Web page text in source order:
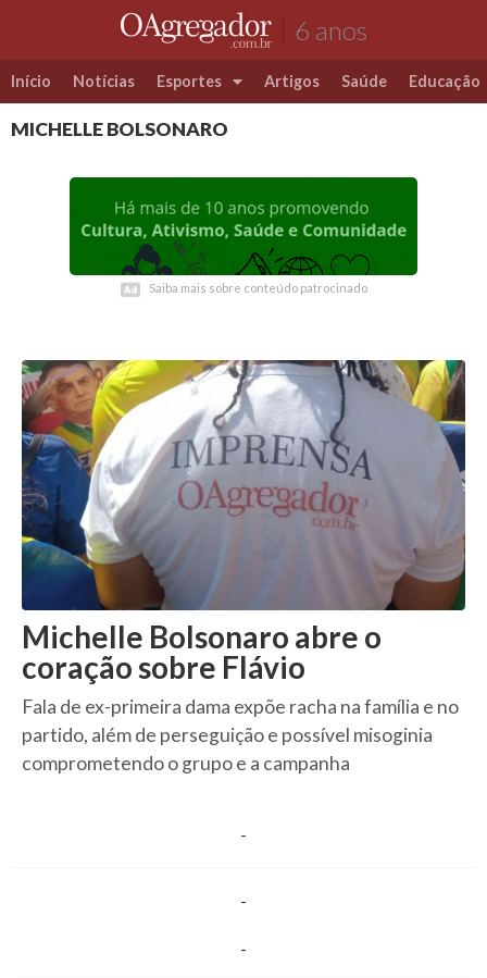
6 anos
Início Notícias Esportes
Futebol
Artigos Saúde Educação
MICHELLE BOLSONARO
Saiba mais sobre conteúdo patrocinado
Saiba mais sobre conteúdo patrocinado
Michelle Bolsonaro abre o
coração sobre Flávio
Fala de ex-primeira dama expõe racha na família e no
partido, além de perseguição e possível misoginia
comprometendo o grupo e a campanha
-
-
-